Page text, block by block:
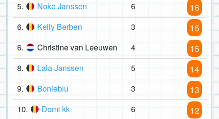
5. Noke Janssen 6 16
6. Kelly Berben 3 15
6. Christine van Leeuwen 4 15
8. Lala Janssen 5 14
9. Bonieblu 3 13
10. Domi kk 6 12